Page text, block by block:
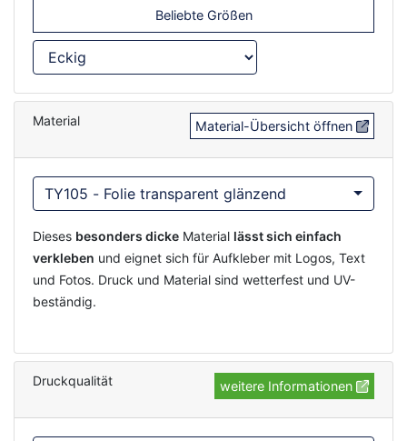
Beliebte Größen
Material Material-Übersicht öffnen
TY105 - Folie transparent glänzend
Dieses besonders dicke Material lässt sich einfach
verkleben und eignet sich für Aufkleber mit Logos, Text
und Fotos. Druck und Material sind wetterfest und UV-
beständig.
Druckqualität weitere Informationen